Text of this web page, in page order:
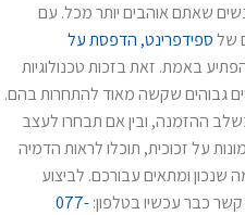
שאתם אוהבים יותר מכל. עם
שלספידפרינט, הדפסת על
באמת. זאת בזכות טכנולוגיות
גבוהים שקשה מאוד להתחרות בהם.
ההזמנה, ובין אם תבחרו לעצב
על זכוכית, תוכלו לראות הדמיה
שנכון ומתאים עבורכם. לביצוע
כבר עכשיו בטלפון:077-